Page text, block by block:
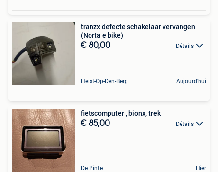
tranzx defecte schakelaar vervangen
(Norta e bike)
€ 80,00 Détails
Heist-Op-Den-Berg Aujourd'hui
fietscomputer , bionx, trek
€ 85,00 Détails
De Pinte Hier